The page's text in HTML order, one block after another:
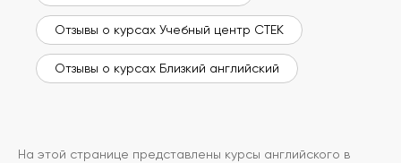
На этой странице представлены курсы английского в
Отзывы о курсах Учебный центр СТЕК
Отзывы о курсах Близкий английский